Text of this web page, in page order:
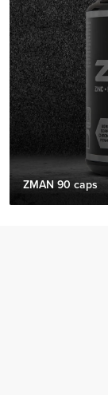
ZMAN 90 caps